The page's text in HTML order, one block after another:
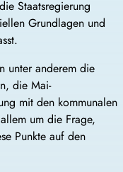
Staatsregierung
Grundlagen und
unter anderem die
die Mai-
mit den kommunalen
um die Frage,
Punkte auf den